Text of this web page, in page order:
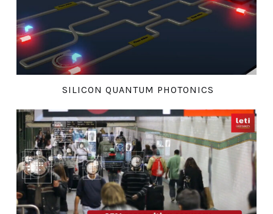
SILICON QUANTUM PHOTONICS